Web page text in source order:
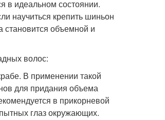
в идеальном состоянии.
научиться крепить шиньон
становится объемной и
волос:
В применении такой
для придания объема
в прикорневой
глаз окружающих.